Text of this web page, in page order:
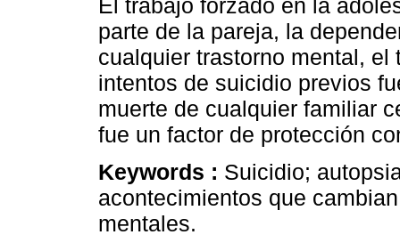
El trabajo forzado en la
parte de la pareja, la
cualquier trastorno mental,
intentos de suicidio previos
muerte de cualquier familiar
fue un factor de protección
Keywords : Suicidio;
acontecimientos que
mentales.